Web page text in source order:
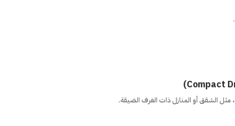
الشقق أو المنازل ذات الغرف الضيقة.